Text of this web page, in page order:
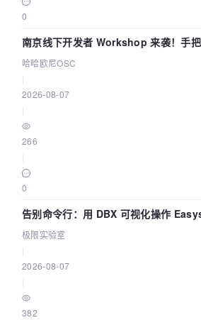
0
南京线下开发者 Workshop 来袭！手
智能 Agent 应用
哈哈欧尼OSC
2026-08-07
266
0
告别命令行：用 DBX 可视化操作
极限实验室
2026-08-07
382